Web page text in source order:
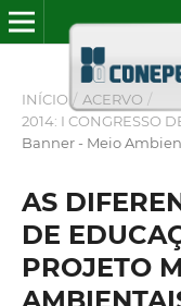
INÍCIO / ACERVO /
2014: I CONGRESSO
Banner - Meio
AS
DE
PROJETO